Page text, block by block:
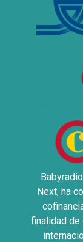
Next, ha
finalidad